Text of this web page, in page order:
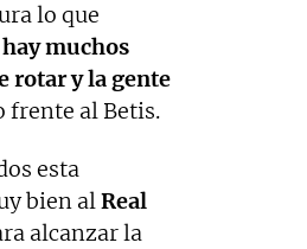
lo que
muchos
rotar y la gente
frente al Betis.
esta
bien alReal
alcanzar la